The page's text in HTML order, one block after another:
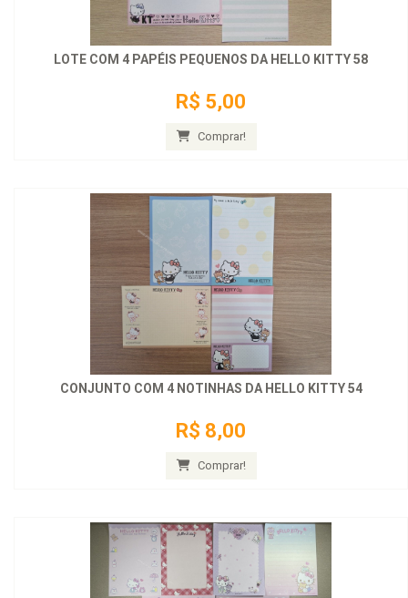
LOTE COM 4 PAPÉIS PEQUENOS DA HELLO KITTY 58
R$ 5,00
Comprar!
CONJUNTO COM 4 NOTINHAS DA HELLO KITTY 54
R$ 8,00
Comprar!